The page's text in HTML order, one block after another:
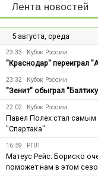
Лента новостей
5 августа, среда
23:33 Кубок России
"Краснодар" переиграл
23:32 Кубок России
"Зенит" обыграл
22:02 Кубок России
Павел Полех стал
"Спартака"
16:59 РПЛ
Матеус Рейс: Бориско
поможет нам в этом